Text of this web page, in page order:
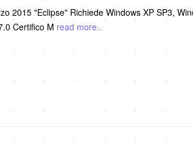
2015 "Eclipse" Richiede Windows XP SP3,
Certifico M read more..